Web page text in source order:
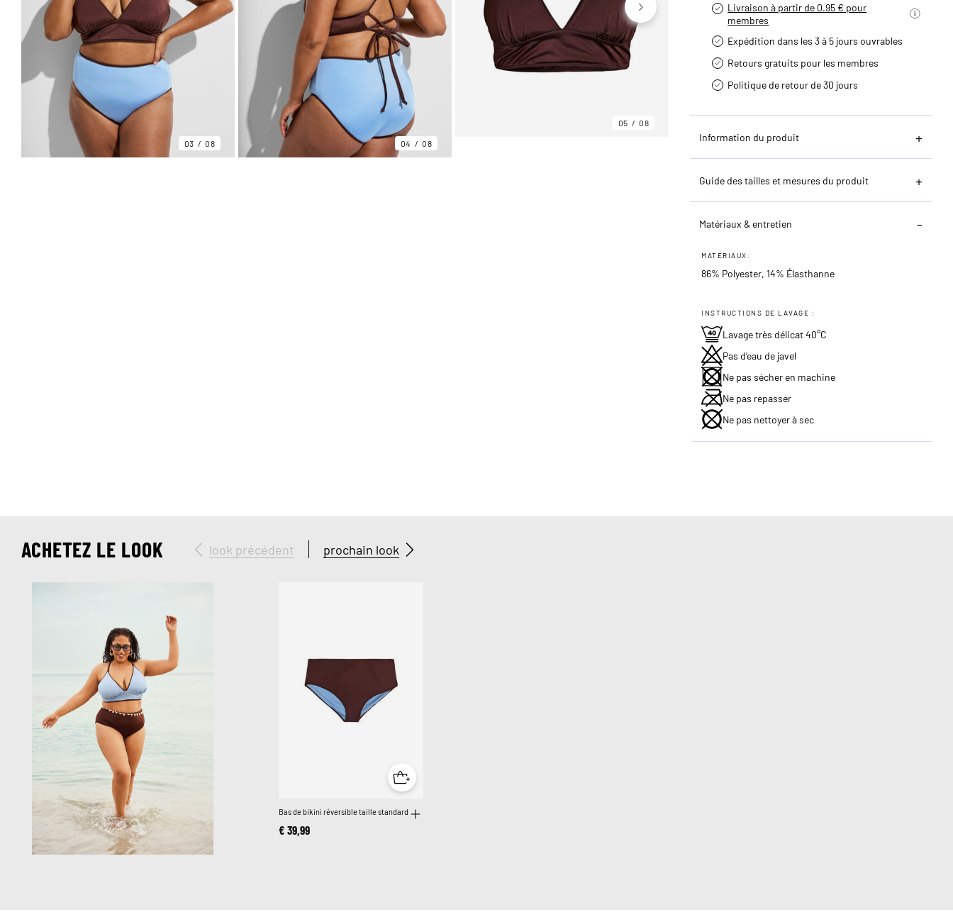
03 08 04 08
05 08
Livraison à partir de 0.95 € pour
membres
Expédition dans les 3 à 5 jours ouvrables
Retours gratuits pour les membres
Politique de retour de 30 jours
Information du produit
Guide des tailles et mesures du produit
Matériaux & entretien
MATÉRIAUX:
86% Polyester, 14% Élasthanne
INSTRUCTIONS DE LAVAGE :
Lavage très délicat 40°C
Pas d’eau de javel
Ne pas sécher en machine
Ne pas repasser
Ne pas nettoyer à sec
ACHETEZ LE LOOK look précédent prochain look
Bas de bikini réversible taille standard
€ 39,99